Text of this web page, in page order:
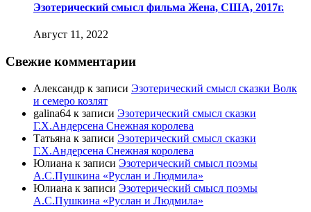
Эзотерический смысл фильма Жена, США, 2017г.
Август 11, 2022
Свежие комментарии
Александр к записи Эзотерический смысл сказки Волк
и семеро козлят
galina64 к записи Эзотерический смысл сказки
Г.Х.Андерсена Снежная королева
Татьяна к записи Эзотерический смысл сказки
Г.Х.Андерсена Снежная королева
Юлиана к записи Эзотерический смысл поэмы
А.С.Пушкина «Руслан и Людмила»
Юлиана к записи Эзотерический смысл поэмы
А.С.Пушкина «Руслан и Людмила»